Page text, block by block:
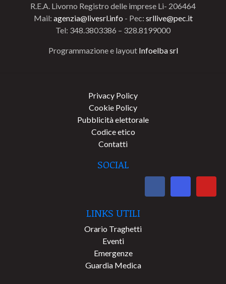
R.E.A. Livorno Registro delle imprese Li- 206464
Mail: agenzia@livesrl.info - Pec: srllive@pec.it
Tel: 348.3803386 – 328.8199000
Programmazione e layout Infoelba srl
Privacy Policy
Cookie Policy
Pubblicità elettorale
Codice etico
Contatti
SOCIAL
LINKS UTILI
Orario Traghetti
Eventi
Emergenze
Guardia Medica